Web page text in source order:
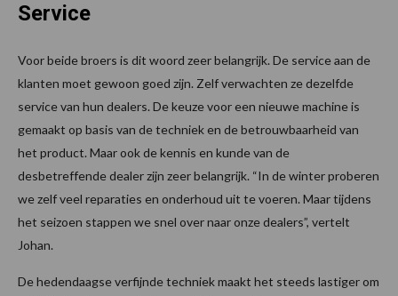
Service
Voor beide broers is dit woord zeer belangrijk. De service aan de
klanten moet gewoon goed zijn. Zelf verwachten ze dezelfde
service van hun dealers. De keuze voor een nieuwe machine is
gemaakt op basis van de techniek en de betrouwbaarheid van
het product. Maar ook de kennis en kunde van de
desbetreffende dealer zijn zeer belangrijk. “In de winter proberen
we zelf veel reparaties en onderhoud uit te voeren. Maar tijdens
het seizoen stappen we snel over naar onze dealers”, vertelt
Johan.
De hedendaagse verfijnde techniek maakt het steeds lastiger om